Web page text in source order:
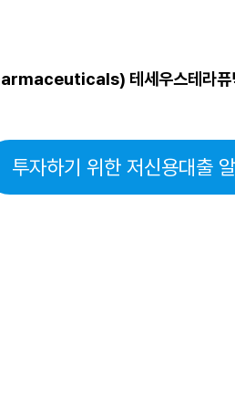
테세우스테라퓨
투자하기 위한 저신용대출 알